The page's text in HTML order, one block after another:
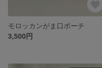
モロッカンがま口ポーチ
3,500円